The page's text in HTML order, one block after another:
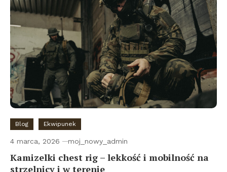
Blog Ekwipunek
4 marca, 2026 moj_nowy_admin
Kamizelki chest rig – lekkość i mobilność na
strzelnicy i w terenie